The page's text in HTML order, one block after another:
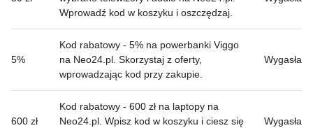
Wprowadź kod w koszyku i oszczędzaj.
5%
Kod rabatowy - 5% na powerbanki Viggo
na Neo24.pl. Skorzystaj z oferty,
wprowadzając kod przy zakupie.
Wygasła
600 zł
Kod rabatowy - 600 zł na laptopy na
Neo24.pl. Wpisz kod w koszyku i ciesz się
Wygasła